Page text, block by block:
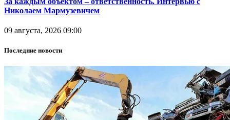
Николаем Мармузевичем
09 августа, 2026 09:00
Последние новости